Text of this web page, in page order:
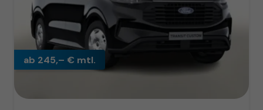
ab 245,– € mtl.